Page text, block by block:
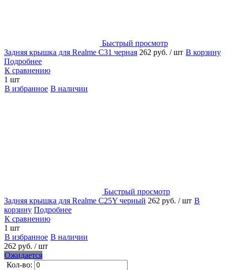
Быстрый просмотр
Задняя крышка для Realme C31 черная 262 руб. / шт В корзину
Подробнее
К сравнению
1 шт
В избранное В наличии
Быстрый просмотр
Задняя крышка для Realme C25Y черный 262 руб. / шт В
корзину Подробнее
К сравнению
1 шт
В избранное В наличии
262 руб. / шт
Ожидается
Кол-во: